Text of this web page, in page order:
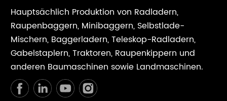
Hauptsächlich Produktion von Radladern,
Raupenbaggern, Minibaggern, Selbstlade-
Mischern, Baggerladern, Teleskop-Radladern,
Gabelstaplern, Traktoren, Raupenkippern und
anderen Baumaschinen sowie Landmaschinen.